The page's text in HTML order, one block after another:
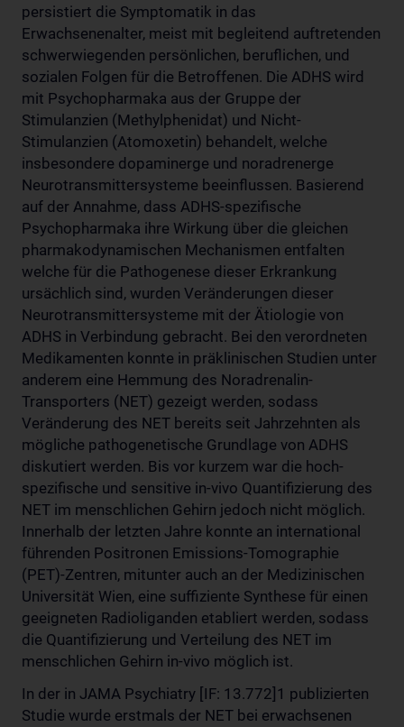
persistiert die Symptomatik in das
Erwachsenenalter, meist mit begleitend auftretenden
schwerwiegenden persönlichen, beruflichen, und
sozialen Folgen für die Betroffenen. Die ADHS wird
mit Psychopharmaka aus der Gruppe der
Stimulanzien (Methylphenidat) und Nicht-
Stimulanzien (Atomoxetin) behandelt, welche
insbesondere dopaminerge und noradrenerge
Neurotransmittersysteme beeinflussen. Basierend
auf der Annahme, dass ADHS-spezifische
Psychopharmaka ihre Wirkung über die gleichen
pharmakodynamischen Mechanismen entfalten
welche für die Pathogenese dieser Erkrankung
ursächlich sind, wurden Veränderungen dieser
Neurotransmittersysteme mit der Ätiologie von
ADHS in Verbindung gebracht. Bei den verordneten
Medikamenten konnte in präklinischen Studien unter
anderem eine Hemmung des Noradrenalin-
Transporters (NET) gezeigt werden, sodass
Veränderung des NET bereits seit Jahrzehnten als
mögliche pathogenetische Grundlage von ADHS
diskutiert werden. Bis vor kurzem war die hoch-
spezifische und sensitive in-vivo Quantifizierung des
NET im menschlichen Gehirn jedoch nicht möglich.
Innerhalb der letzten Jahre konnte an international
führenden Positronen Emissions-Tomographie
(PET)-Zentren, mitunter auch an der Medizinischen
Universität Wien, eine suffiziente Synthese für einen
geeigneten Radioliganden etabliert werden, sodass
die Quantifizierung und Verteilung des NET im
menschlichen Gehirn in-vivo möglich ist.
In der in JAMA Psychiatry [IF: 13.772]1 publizierten
Studie wurde erstmals der NET bei erwachsenen